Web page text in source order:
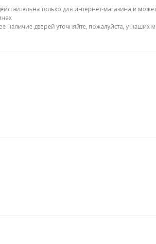
только для интернет-магазина и
наличие дверей уточняйте, пожалуйста, у наших